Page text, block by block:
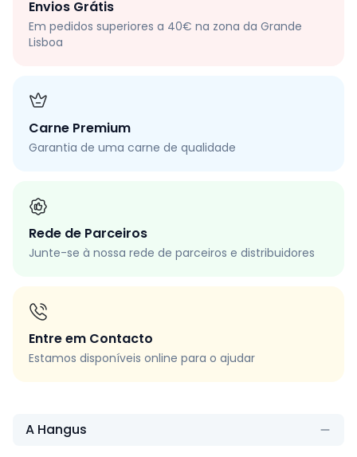
Envios Grátis
Em pedidos superiores a 40€ na zona da Grande
Lisboa
Carne Premium
Garantia de uma carne de qualidade
Rede de Parceiros
Junte-se à nossa rede de parceiros e distribuidores
Entre em Contacto
Estamos disponíveis online para o ajudar
A Hangus